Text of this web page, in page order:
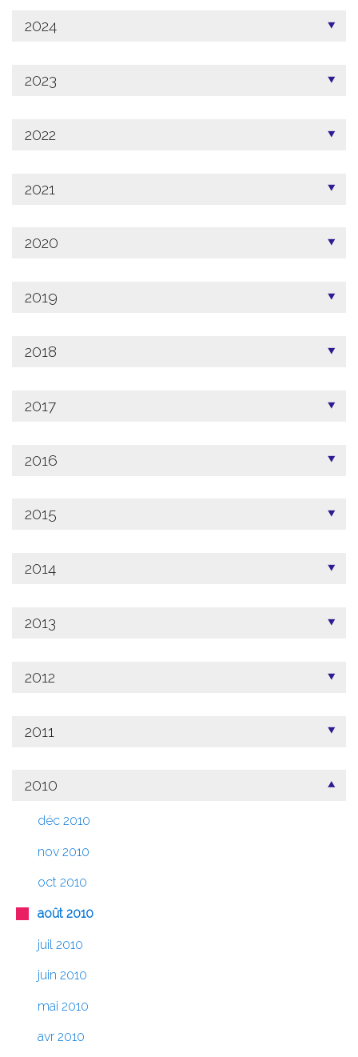
2024
2023
2022
2021
2020
2019
2018
2017
2016
2015
2014
2013
2012
2011
2010
déc 2010
nov 2010
oct 2010
août 2010
juil 2010
juin 2010
mai 2010
avr 2010